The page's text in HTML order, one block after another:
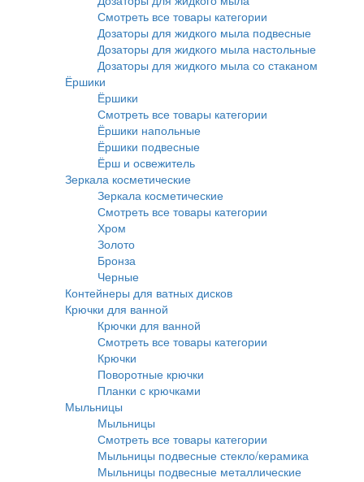
Смотреть все товары категории
Дозаторы для жидкого мыла подвесные
Дозаторы для жидкого мыла настольные
Дозаторы для жидкого мыла со стаканом
Ёршики
Ёршики
Смотреть все товары категории
Ёршики напольные
Ёршики подвесные
Ёрш и освежитель
Зеркала косметические
Зеркала косметические
Смотреть все товары категории
Хром
Золото
Бронза
Черные
Контейнеры для ватных дисков
Крючки для ванной
Крючки для ванной
Смотреть все товары категории
Крючки
Поворотные крючки
Планки с крючками
Мыльницы
Мыльницы
Смотреть все товары категории
Мыльницы подвесные стекло/керамика
Мыльницы подвесные металлические